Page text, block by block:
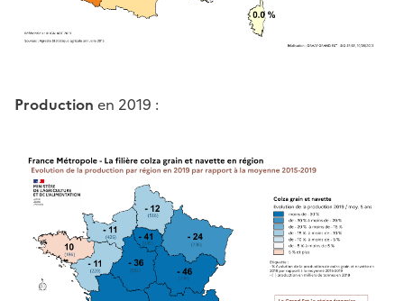
Production en 2019 :